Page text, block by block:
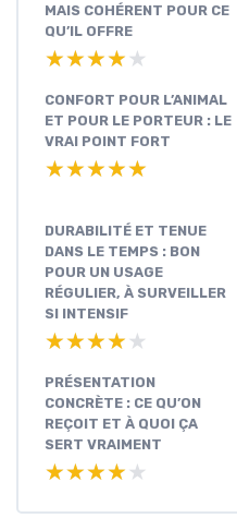
MAIS COHÉRENT POUR CE
QU’IL OFFRE
★★★★★
★★★★★
CONFORT POUR L’ANIMAL
ET POUR LE PORTEUR : LE
VRAI POINT FORT
★★★★★
★★★★★
DURABILITÉ ET TENUE
DANS LE TEMPS : BON
POUR UN USAGE
RÉGULIER, À SURVEILLER
SI INTENSIF
★★★★★
★★★★★
PRÉSENTATION
CONCRÈTE : CE QU’ON
REÇOIT ET À QUOI ÇA
SERT VRAIMENT
★★★★★
★★★★★